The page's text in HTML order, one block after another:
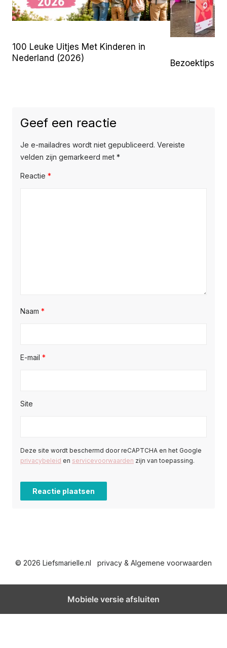
100 Leuke Uitjes Met Kinderen in
Nederland (2026)
Bezoektips
Geef een reactie
Je e-mailadres wordt niet gepubliceerd. Vereiste
velden zijn gemarkeerd met *
Reactie *
Naam *
E-mail *
Site
Deze site wordt beschermd door reCAPTCHA en het Google
privacybeleid en servicevoorwaarden zijn van toepassing.
© 2026 Liefsmarielle.nl privacy & Algemene voorwaarden
Mobiele versie afsluiten